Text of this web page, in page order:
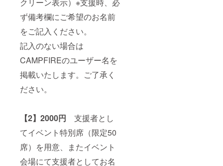
ず備考欄にご希望のお名前
をご記入ください。
記入のない場合は
CAMPFIREのユーザー名を
掲載いたします。ご了承く
ださい。
【2】2000円 支援者とし
てイベント特別席（限定50
席）を用意、またイベント
会場にて支援者としてお名